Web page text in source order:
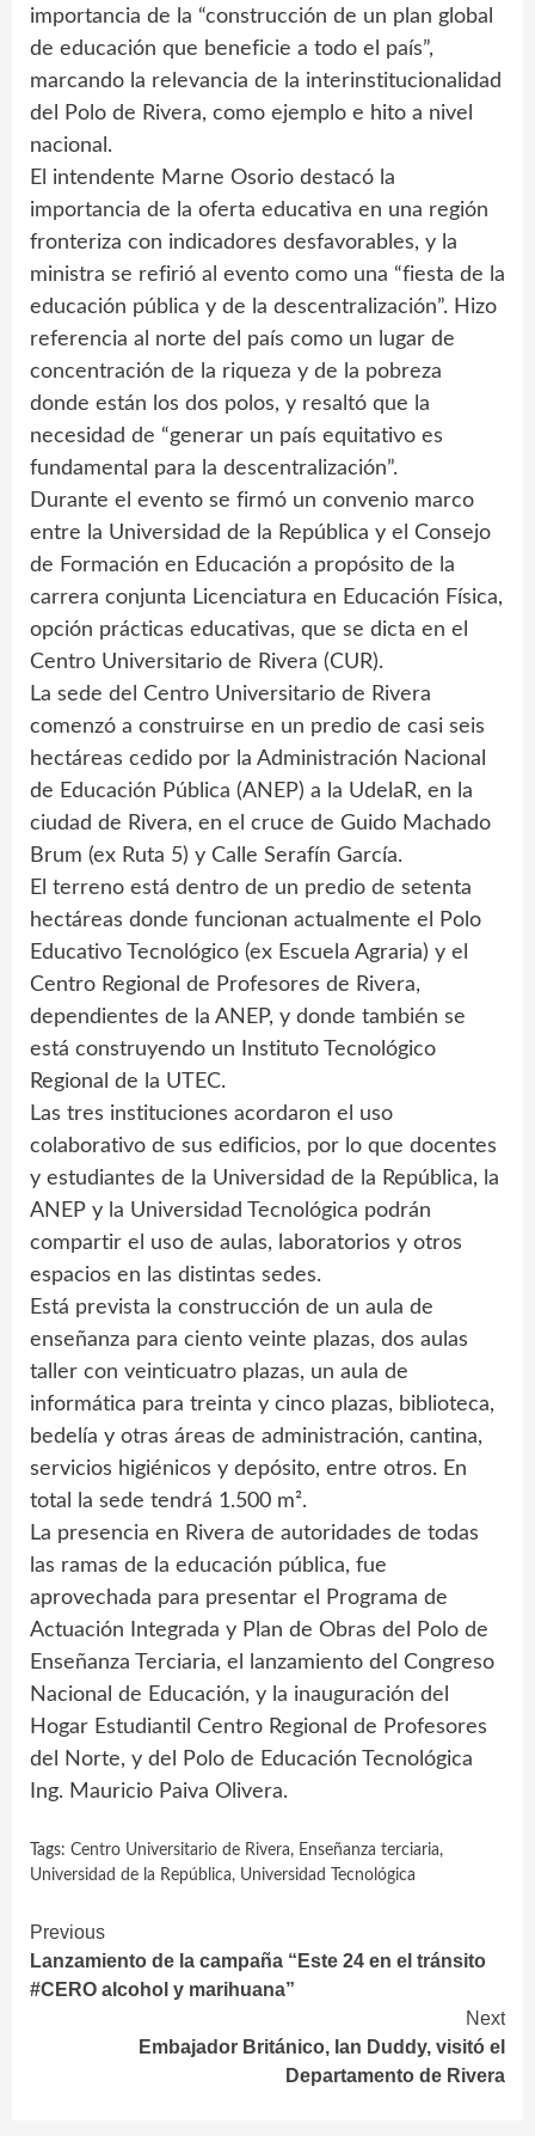
importancia de la “construcción de un plan global
de educación que beneficie a todo el país”,
marcando la relevancia de la interinstitucionalidad
del Polo de Rivera, como ejemplo e hito a nivel
nacional.
El intendente Marne Osorio destacó la
importancia de la oferta educativa en una región
fronteriza con indicadores desfavorables, y la
ministra se refirió al evento como una “fiesta de la
educación pública y de la descentralización”. Hizo
referencia al norte del país como un lugar de
concentración de la riqueza y de la pobreza
donde están los dos polos, y resaltó que la
necesidad de “generar un país equitativo es
fundamental para la descentralización”.
Durante el evento se firmó un convenio marco
entre la Universidad de la República y el Consejo
de Formación en Educación a propósito de la
carrera conjunta Licenciatura en Educación Física,
opción prácticas educativas, que se dicta en el
Centro Universitario de Rivera (CUR).
La sede del Centro Universitario de Rivera
comenzó a construirse en un predio de casi seis
hectáreas cedido por la Administración Nacional
de Educación Pública (ANEP) a la UdelaR, en la
ciudad de Rivera, en el cruce de Guido Machado
Brum (ex Ruta 5) y Calle Serafín García.
El terreno está dentro de un predio de setenta
hectáreas donde funcionan actualmente el Polo
Educativo Tecnológico (ex Escuela Agraria) y el
Centro Regional de Profesores de Rivera,
dependientes de la ANEP, y donde también se
está construyendo un Instituto Tecnológico
Regional de la UTEC.
Las tres instituciones acordaron el uso
colaborativo de sus edificios, por lo que docentes
y estudiantes de la Universidad de la República, la
ANEP y la Universidad Tecnológica podrán
compartir el uso de aulas, laboratorios y otros
espacios en las distintas sedes.
Está prevista la construcción de un aula de
enseñanza para ciento veinte plazas, dos aulas
taller con veinticuatro plazas, un aula de
informática para treinta y cinco plazas, biblioteca,
bedelía y otras áreas de administración, cantina,
servicios higiénicos y depósito, entre otros. En
total la sede tendrá 1.500 m².
La presencia en Rivera de autoridades de todas
las ramas de la educación pública, fue
aprovechada para presentar el Programa de
Actuación Integrada y Plan de Obras del Polo de
Enseñanza Terciaria, el lanzamiento del Congreso
Nacional de Educación, y la inauguración del
Hogar Estudiantil Centro Regional de Profesores
del Norte, y del Polo de Educación Tecnológica
Ing. Mauricio Paiva Olivera.
Tags: Centro Universitario de Rivera, Enseñanza terciaria,
Universidad de la República, Universidad Tecnológica
Continue
Reading
Previous
Lanzamiento de la campaña “Este 24 en el tránsito
#CERO alcohol y marihuana”
Next
Embajador Británico, Ian Duddy, visitó el
Departamento de Rivera